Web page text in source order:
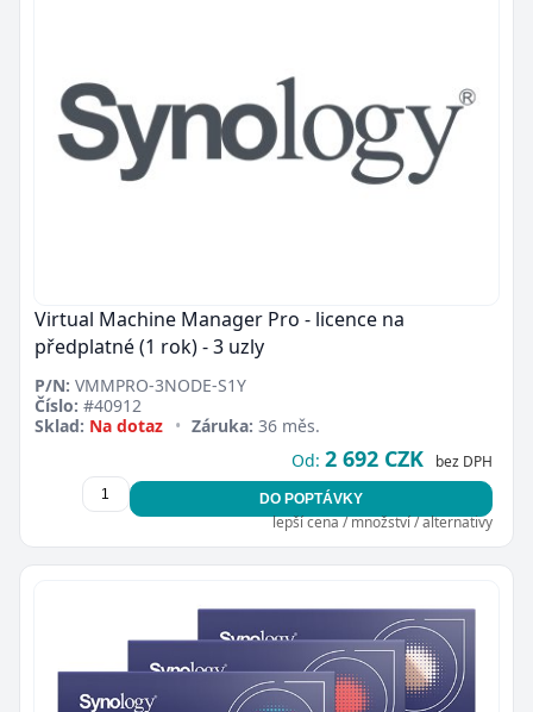
Virtual Machine Manager Pro - licence na
předplatné (1 rok) - 3 uzly
P/N: VMMPRO-3NODE-S1Y
Číslo: #40912
Sklad: Na dotaz • Záruka: 36 měs.
Od: 2 692 CZK bez DPH
DO POPTÁVKY
lepší cena / množství / alternativy